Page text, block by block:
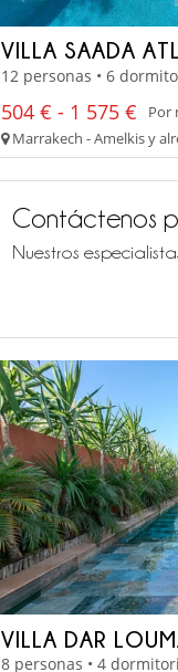
VILLA SAADA
12 personas • 6
504 € - 1 575 €
Por
Marrakech - Amelkis y
Contáctenos
Nuestros
VILLA DAR
8 personas • 4